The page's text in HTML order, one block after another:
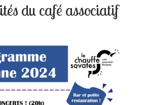
du café associatif